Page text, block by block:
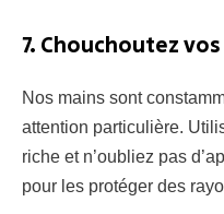
7. Chouchoutez vos
Nos mains sont
attention particulière.
riche et n’oubliez pas
pour les protéger des